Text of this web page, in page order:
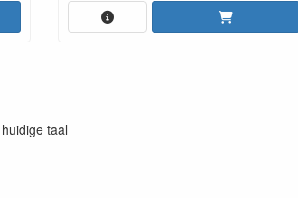
taal